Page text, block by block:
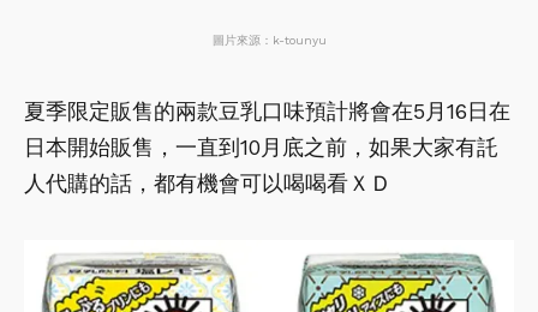
圖片來源：k-tounyu
夏季限定販售的兩款豆乳口味預計將會在5月16日在
日本開始販售，一直到10月底之前，如果大家有託
人代購的話，都有機會可以喝喝看ＸＤ